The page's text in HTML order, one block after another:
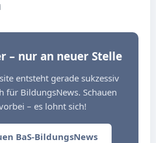
– nur an neuer Stelle
entsteht gerade sukzessiv
für BildungsNews. Schauen
– es lohnt sich!
BaS-BildungsNews